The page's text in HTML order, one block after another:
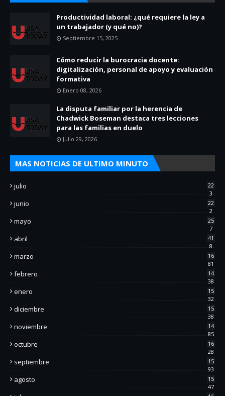
Productividad laboral: ¿qué requiere la ley a
un trabajador (y qué no)?
Septiembre 15, 2025
Cómo reducir la burocracia docente:
digitalización, personal de apoyo y evaluación
formativa
Enero 08, 2026
La disputa familiar por la herencia de
Chadwick Boseman destaca tres lecciones
para las familias en duelo
Julio 29, 2026
MAS NOTICIAS DE ULTIMO MINUTO
julio
22
3
junio
22
2
mayo
25
7
abril
41
8
marzo
16
81
febrero
14
38
enero
15
32
diciembre
15
38
noviembre
14
85
octubre
16
28
septiembre
15
93
agosto
15
47